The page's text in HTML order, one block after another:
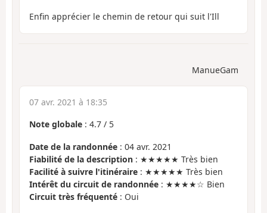
Enfin apprécier le chemin de retour qui suit l'Ill
ManueGam
07 avr. 2021 à 18:35
Note globale : 4.7 / 5
Date de la randonnée : 04 avr. 2021
Fiabilité de la description : ★★★★★ Très bien
Facilité à suivre l'itinéraire : ★★★★★ Très bien
Intérêt du circuit de randonnée : ★★★★☆ Bien
Circuit très fréquenté : Oui